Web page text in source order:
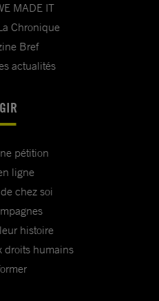
MADE IT
Chronique
Bref
actualités
pétition
ligne
chez soi
histoire
droits humains